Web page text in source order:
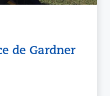
de Gardner